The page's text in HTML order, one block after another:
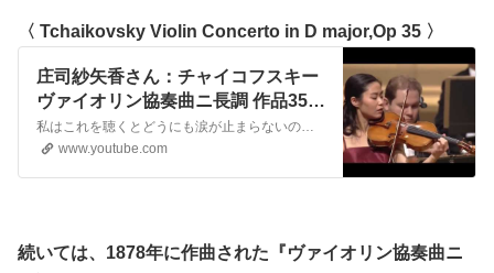
〈 Tchaikovsky Violin Concerto in D major,Op 35 〉
庄司紗矢香さん：チャイコフスキー
ヴァイオリン協奏曲ニ長調 作品35
2of2 / Sayaka Shoji Tchaikovsky :
Violin Concerto in D major op.35
私はこれを聴くとどうにも涙が止まらないのですそれは2008年、何気なくテレビを見ていた時のこと。何か面白い番組はないかとチャンネルを回していたらふと、教育テレビに映ったのがこの楽曲でした。クラシック音楽に趣味もないし早々にチャンネルを回そうとしていたのですが耳に飛び込んできたこの旋律を聴いた瞬間私は、涙が溢れてき...
www.youtube.com
続いては、1878年に作曲された『ヴァイオリン協奏曲ニ